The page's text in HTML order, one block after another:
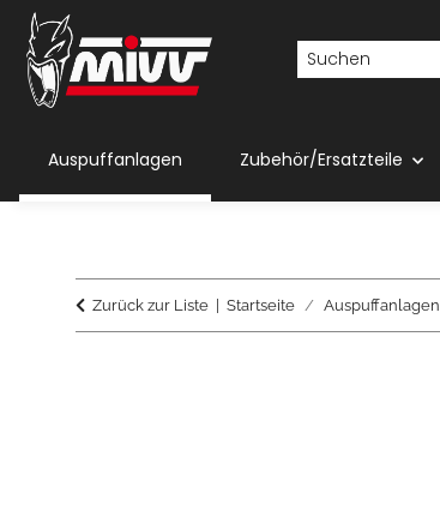
Auspuffanlagen Zubehör/Ersatzteile
Zurück zur Liste Startseite Auspuffanlagen